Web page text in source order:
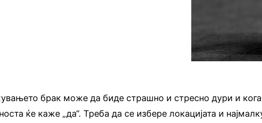
брак може да биде страшно и стресно дури и кога
ќе каже „да“. Треба да се избере локацијата и